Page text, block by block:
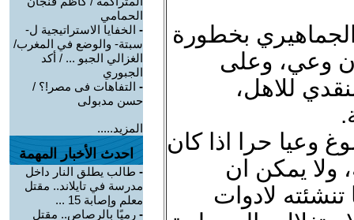
بخطورة
وعي، وعلى
للاهل،
وعيا حرا اذا كان
ولا يمكن ان
تنشئته لادوات
الحمامي
- الخفايا الاستراتيجية ل-
سبتة- والوضع في المغرب/
الغزالي الجبو ... / أكد
الجبوري
- التفاهات فى مصر!؟ /
حسن مدبولى
المزيد.....
احدث الأخبار المهمة
- طالب يطلق النار داخل
مدرسة في تايلاند.. مقتل
معلم وإصابة 15 ...
- رميًا بالرصاص.. مقتل